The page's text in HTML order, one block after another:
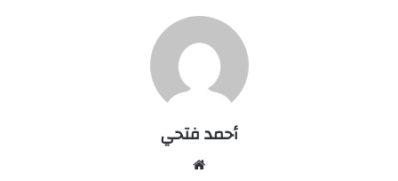
أحمد فتحي